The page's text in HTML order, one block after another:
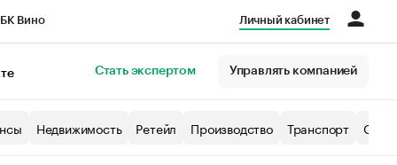
Вино Личный кабинет
Стать экспертом Управлять компанией
Недвижимость Ретейл Производство Транспорт